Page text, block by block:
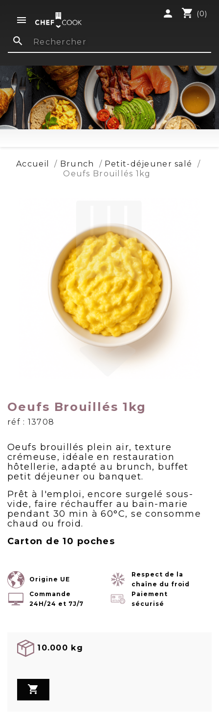

shopping_cart (0)
person
search
Accueil Brunch
Petit-déjeuner salé
Oeufs Brouillés 1kg
Oeufs Brouillés 1kg
réf : 13708
Oeufs brouillés plein air, texture
crémeuse, idéale en restauration
hôtellerie, adapté au brunch, buffet
petit déjeuner ou banquet.
Prêt à l'emploi, encore surgelé sous-
vide, faire réchauffer au bain-marie
pendant 30 min à 60°C, se consomme
chaud ou froid.
Carton de 10 poches
Origine UE
Respect de la
chaîne du froid
Commande
24H/24 et 7J/7
Paiement
sécurisé
10.000 kg
